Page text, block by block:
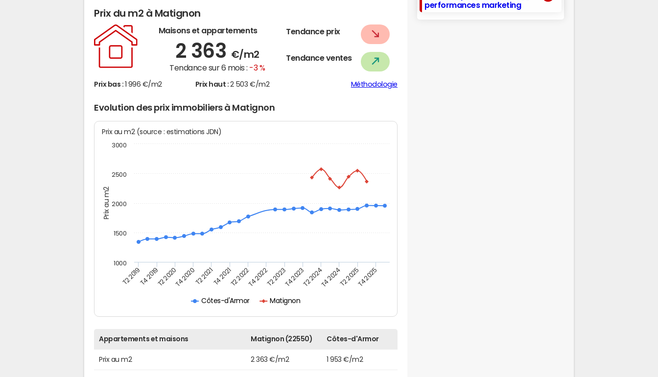
Prix du m2 à Matignon
Maisons et appartements
2 363 €/m2
Tendance sur 6 mois : -3 %
Tendance prix
Tendance ventes
Prix bas : 1 996 €/m2 Prix haut : 2 503 €/m2 Méthodologie
Evolution des prix immobiliers à Matignon
Prix au m2
Prix au m2 (source : estimations JDN)
Côtes-d'Armor Matignon
T2 2019T4 2019T2 2020T4 2020T2 2021T4 2021T2 2022T4 2022T2 2023T4 2023T2 2024T4 2024T2 2025T4 2025
1500
2000
2500
1000
3000
Appartements et maisons Matignon (22550) Côtes-d'Armor
Prix au m2 2 363 €/m2 1 953 €/m2
performances marketing